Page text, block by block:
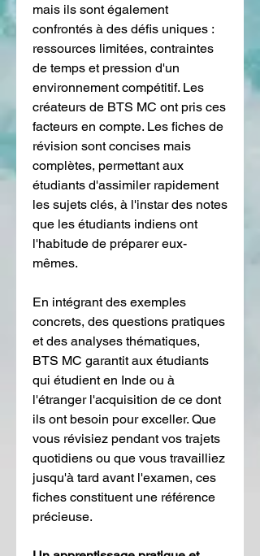
mais ils sont également
confrontés à des défis uniques :
ressources limitées, contraintes
de temps et pression d'un
environnement compétitif. Les
créateurs de BTS MC ont pris ces
facteurs en compte. Les fiches de
révision sont concises mais
complètes, permettant aux
étudiants d'assimiler rapidement
les sujets clés, à l'instar des notes
que les étudiants indiens ont
l'habitude de préparer eux-
mêmes.
En intégrant des exemples
concrets, des questions pratiques
et des analyses thématiques,
BTS MC garantit aux étudiants
qui étudient en Inde ou à
l'étranger l'acquisition de ce dont
ils ont besoin pour exceller. Que
vous révisiez pendant vos trajets
quotidiens ou que vous travailliez
jusqu'à tard avant l'examen, ces
fiches constituent une référence
précieuse.